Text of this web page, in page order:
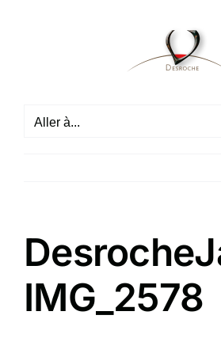
Aller à...
IMG_2578